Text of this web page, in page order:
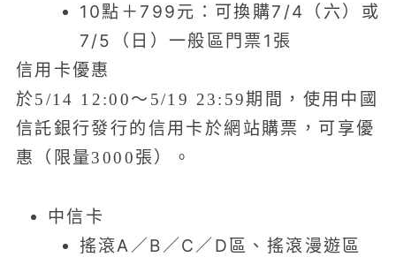
10點＋799元：可換購7/4（六）或
7/5（日）一般區門票1張
信用卡優惠
於5/14 12:00～5/19 23:59期間，使用中國
信託銀行發行的信用卡於網站購票，可享優
惠（限量3000張）。
中信卡
搖滾A／B／C／D區、搖滾漫遊區